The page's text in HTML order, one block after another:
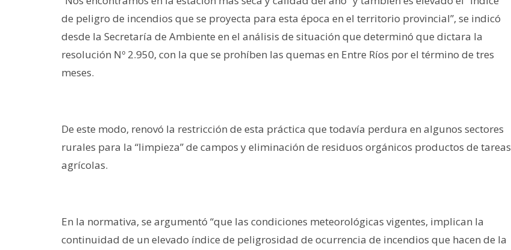
de peligro de incendios que se proyecta para esta época en el territorio provincial”, se indicó
desde la Secretaría de Ambiente en el análisis de situación que determinó que dictara la
resolución Nº 2.950, con la que se prohíben las quemas en Entre Ríos por el término de tres
meses.
De este modo, renovó la restricción de esta práctica que todavía perdura en algunos sectores
rurales para la “limpieza” de campos y eliminación de residuos orgánicos productos de tareas
agrícolas.
En la normativa, se argumentó “que las condiciones meteorológicas vigentes, implican la
continuidad de un elevado índice de peligrosidad de ocurrencia de incendios que hacen de la